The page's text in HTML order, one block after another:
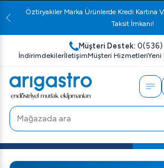
Öztiryakiler Marka Ürünlerde Kredi Kartına
Taksit İmkanı!
Müşteri Destek: 0(536)
İndirimdekilerİletişimMüşteri HizmetleriYeni